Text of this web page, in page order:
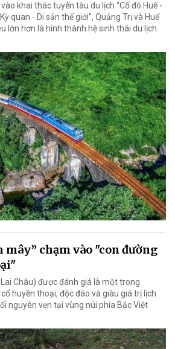
khai thác tuyến tàu du lịch “Cố đô Huế -
quan - Di sản thế giới”, Quảng Trị và Huế
lớn hơn là hình thành hệ sinh thái du lịch
mây” chạm vào "con đường
Châu) được đánh giá là một trong
huyền thoại, độc đáo và giàu giá trị lịch
nguyên vẹn tại vùng núi phía Bắc Việt